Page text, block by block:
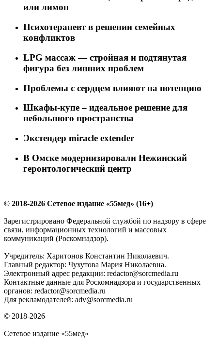
или лимон
Психотерапевт в решении семейных
конфликтов
LPG массаж — стройная и подтянутая
фигура без лишних проблем
Проблемы с сердцем влияют на потенцию
Шкафы-купе – идеальное решение для
небольшого пространства
Экстендер miracle extender
В Омске модернизировали Нежинский
геронтологический центр
© 2018-2026 Сетевое издание «55мед» (16+)
Зарегистрировано Федеральной службой по надзору в сфере
связи, информационных технологий и массовых
коммуникаций (Роскомнадзор).
Учредитель: Харитонов Константин Николаевич.
Главный редактор: Чухутова Мария Николаевна.
Электронный адрес редакции: redactor@sorcmedia.ru
Контактные данные для Роскомнадзора и государственных
органов: redactor@sorcmedia.ru
Для рекламодателей: adv@sorcmedia.ru
© 2018-2026
Сетевое издание «55мед»